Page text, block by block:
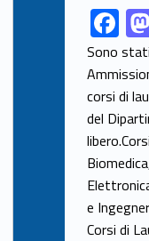
Link identifier share facebook archive #share-link-archive-38145F
ac
e
b
o
o
k
Sono
corsi di
del
e
Corsi di